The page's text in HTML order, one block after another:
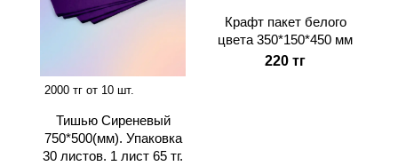
2000 тг от 10 шт.
Тишью Сиреневый
750*500(мм). Упаковка
30 листов. 1 лист 65 тг.
Крафт пакет белого
цвета 350*150*450 мм
220 тг